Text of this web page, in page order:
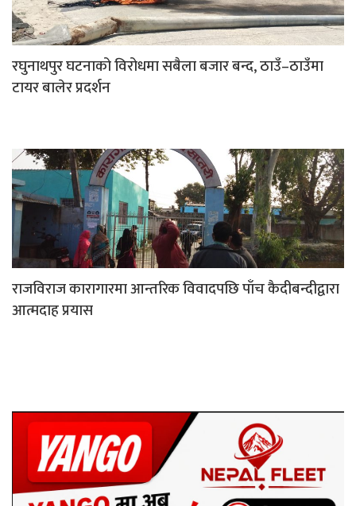
रघुनाथपुर घटनाको विरोधमा सबैला बजार बन्द, ठाउँ–ठाउँमा
टायर बालेर प्रदर्शन
राजविराज कारागारमा आन्तरिक विवादपछि पाँच कैदीबन्दीद्वारा
आत्मदाह प्रयास